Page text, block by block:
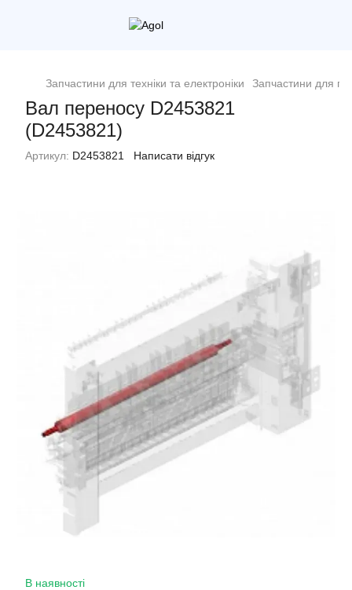
Запчастини для техніки та електроніки Запчастини для
Вал переносу D2453821
(D2453821)
Артикул: D2453821 Написати відгук
В наявності